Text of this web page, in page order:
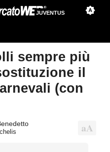
JUVENTUS
sempre più
il
(con